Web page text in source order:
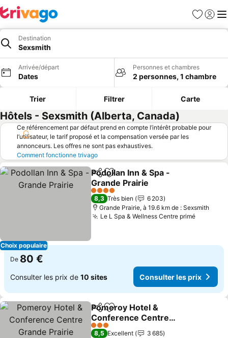
Favoris
Se
Destination
Sexsmith
Arrivée/départ
Dates
Personnes et chambres
2 personnes, 1 chambre
Trier Filtrer Carte
Hôtels - Sexsmith (Alberta, Canada)
Ce référencement par défaut prend en compte l’intérêt probable pour
l’utilisateur, le tarif proposé et la compensation versée par les
annonceurs. Les offres ne sont pas exhaustives.
Comment fonctionne trivago
Choix populaire
PartagerAjouter à mes favoris
Podollan Inn & Spa -
Grande Prairie
4 Étoiles
8,3 Très bien
6 203
Grande Prairie, à 19.6 km de : Sexsmith
Le L Spa & Wellness Centre primé
De 80 €
Consulter les prix de 10 sites Consulter les prix
PartagerAjouter à mes favoris
Pomeroy Hotel &
Conference Centre
Grande Prairie
3 Étoiles
8,5 Excellent
3 685